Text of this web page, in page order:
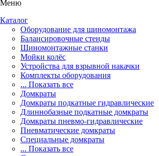
Меню
Каталог
Оборудование для шиномонтажа
Балансировочные стенды
Шиномонтажные станки
Мойки колёс
Устройства для взрывной накачки
Комплекты оборудования
... Показать все
Домкраты
Домкраты подкатные гидравлические
Длиннобазные подкатные домкраты
Домкраты пневмо-гидравлические
Пневматические домкраты
Специальные домкраты
... Показать все